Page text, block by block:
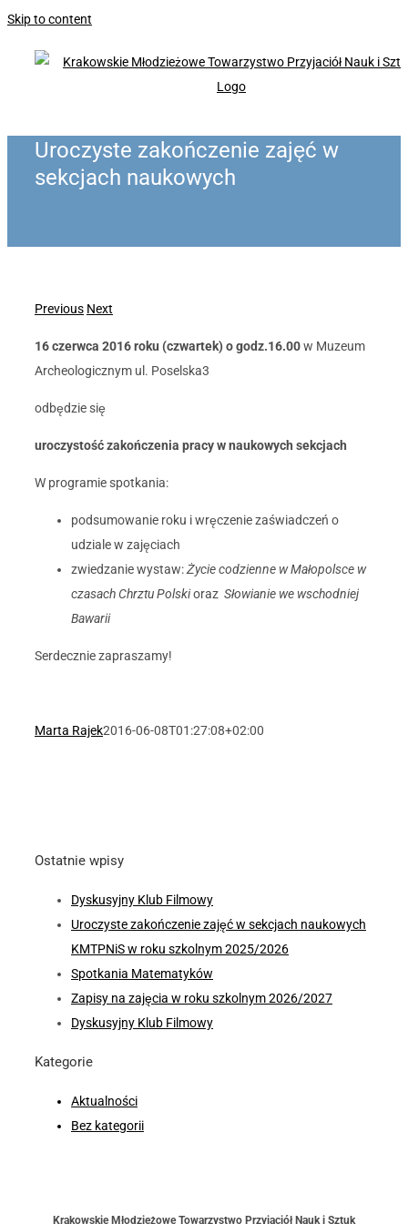
Skip to content
Uroczyste zakończenie zajęć w
sekcjach naukowych
Previous Next
16 czerwca 2016 roku (czwartek) o godz.16.00w Muzeum
Archeologicznym ul. Poselska3
odbędzie się
uroczystość zakończenia pracy w naukowych sekcjach
W programie spotkania:
podsumowanie roku i wręczenie zaświadczeń o
udziale w zajęciach
zwiedzanie wystaw:Życie codzienne w Małopolsce w
czasach Chrztu Polskioraz Słowianie we wschodniej
Bawarii
Serdecznie zapraszamy!
Marta Rajek2016-06-08T01:27:08+02:00
Ostatnie wpisy
Dyskusyjny Klub Filmowy
Uroczyste zakończenie zajęć w sekcjach naukowych
KMTPNiS w roku szkolnym 2025/2026
Spotkania Matematyków
Zapisy na zajęcia w roku szkolnym 2026/2027
Dyskusyjny Klub Filmowy
Kategorie
Aktualności
Bez kategorii
Krakowskie Młodzieżowe Towarzystwo Przyjaciół Nauk i Sztuk